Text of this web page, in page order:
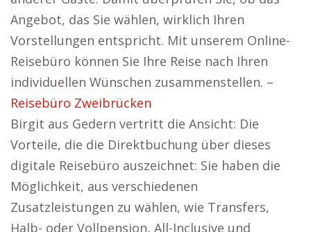
Angebot, das Sie wählen, wirklich Ihren
Vorstellungen entspricht. Mit unserem Online-
Reisebüro können Sie Ihre Reise nach Ihren
individuellen Wünschen zusammenstellen. –
Reisebüro Zweibrücken
Birgit aus Gedern vertritt die Ansicht: Die
Vorteile, die die Direktbuchung über dieses
digitale Reisebüro auszeichnet: Sie haben die
Möglichkeit, aus verschiedenen
Zusatzleistungen zu wählen, wie Transfers,
Halb- oder Vollpension, All-Inclusive und